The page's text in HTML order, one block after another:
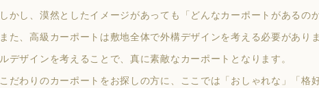
しかし、漠然としたイメージがあっても「どんなカーポートがあるの
また、高級カーポートは敷地全体で外構デザインを考える必要があ
ルデザインを考えることで、真に素敵なカーポートとなります。
こだわりのカーポートをお探しの方に、ここでは「おしゃれな」「